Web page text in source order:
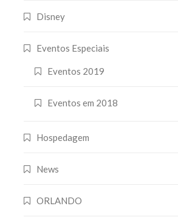
Disney
Eventos Especiais
Eventos 2019
Eventos em 2018
Hospedagem
News
ORLANDO